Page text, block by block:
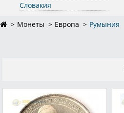
Словакия
Монеты Европа Румыния